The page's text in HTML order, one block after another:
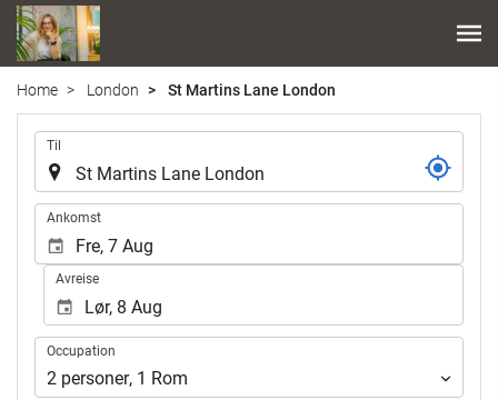
Home London St Martins Lane London
Til
Ankomst
Avreise
Occupation
Occupation
2 personer, 1 Rom